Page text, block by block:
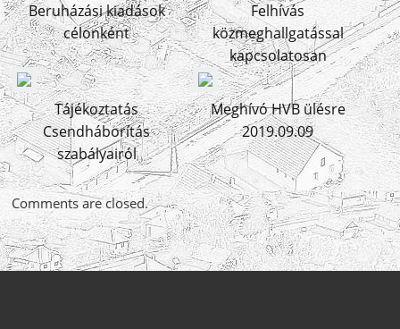
Beruházási kiadások
célonként
Felhívás
közmeghallgatással
kapcsolatosan
Tájékoztatás
Csendháborítás
szabályairól
Meghívó HVB ülésre
2019.09.09
Comments are closed.